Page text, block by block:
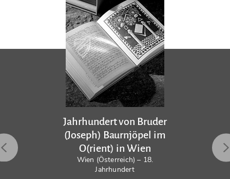
Jahrhundert von Bruder
(Joseph) Baurnjöpel im
O(rient) in Wien
Wien (Österreich) – 18.
Jahrhundert